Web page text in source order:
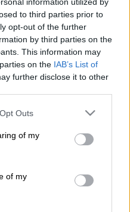
information utilized by
to third parties prior to
opt-out of the further
by third parties on the
This information may
on the IAB’s List of
further disclose it to other
uses one or more Google
You may click to
and its third-party tags to
purposes in below Google
Outs
of my
of my
βρίσκεται σε
σήμερα ο
αντιπολίτευσης,
του ομάδα,
άλλη μια φορά τον
ότι «εξυπηρετεί
όχι τους
του
στους
εθνική σας